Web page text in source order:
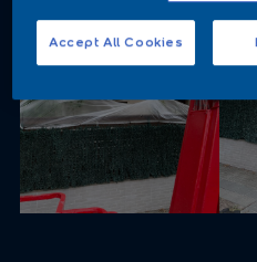
Accept All Cookies